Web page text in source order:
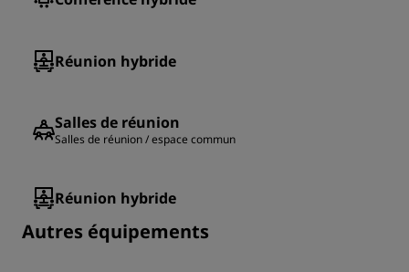
Réunion hybride
Salles de réunion
Salles de réunion / espace commun
Réunion hybride
Autres équipements